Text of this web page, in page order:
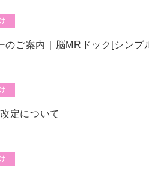
のご案内｜脳MRドック[シンプ
定について